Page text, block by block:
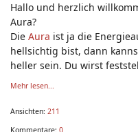
Hallo und herzlich
Aura?
Die Aura ist ja die
hellsichtig bist, dann
heller sein. Du wirst
Mehr lesen...
Ansichten: 211
Kommentare: 0